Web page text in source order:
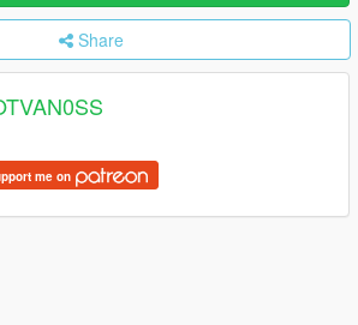
Share
me on